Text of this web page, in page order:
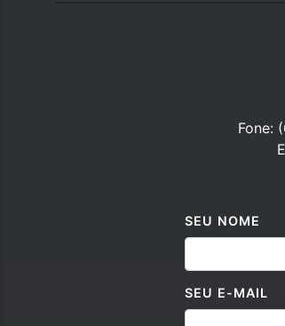
Fone:
SEU NOME
SEU E-MAIL